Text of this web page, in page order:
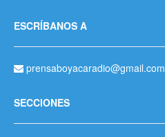
ESCRÍBANOS A
prensaboyacaradio@gmail.com
SECCIONES